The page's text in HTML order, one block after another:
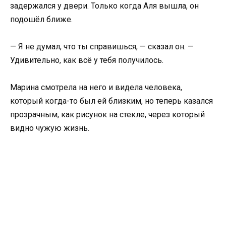
задержался у двери. Только когда Аля вышла, он
подошёл ближе.
— Я не думал, что ты справишься, — сказал он. —
Удивительно, как всё у тебя получилось.
Марина смотрела на него и видела человека,
который когда-то был ей близким, но теперь казался
прозрачным, как рисунок на стекле, через который
видно чужую жизнь.